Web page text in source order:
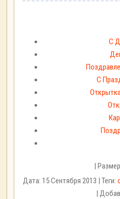
С
С
|
Дата: 15 Сентября 2013 | Теги:
|